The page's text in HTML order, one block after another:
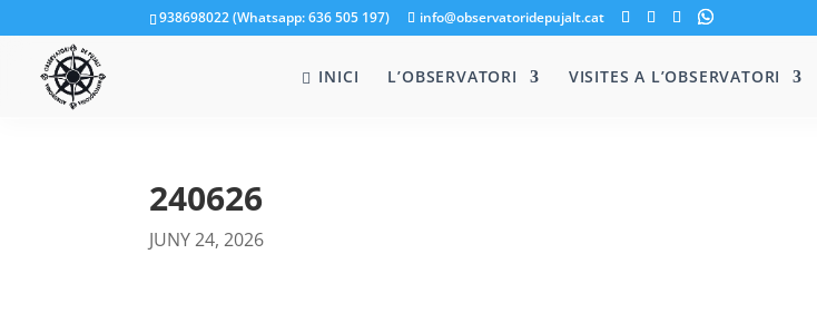
938698022 (Whatsapp: 636 505 197) info@observatoridepujalt.cat
INICI L’OBSERVATORI VISITES A L’OBSERVATORI
240626
JUNY 24, 2026